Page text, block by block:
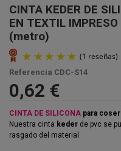
CINTA KEDER DE
EN TEXTIL
(metro)
Referencia CDC-S14
0,62 €
CINTA DE SILICONA para
Nuestra cinta keder de pvc se
rasgado del material